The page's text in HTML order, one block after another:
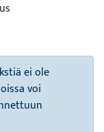
ei ole
voi